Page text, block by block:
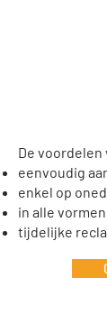
De voordelen
eenvoudig
enkel op
in alle
tijdelijke